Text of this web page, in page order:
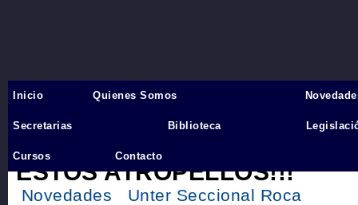
Inicio›
¡NUNCA, JAMAS VAMOS A
ESTOS ATROPELLOS!!!
Novedades
Unter Seccional Roca
Inicio Quienes Somos
Secretarias Biblioteca
Cursos Contacto